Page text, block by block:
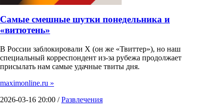
Самые смешные шутки понедельника и
«витютень»
В России заблокировали X (он же «Твиттер»), но наш
специальный корреспондент из-за рубежа продолжает
присылать нам самые удачные твиты дня.
maximonline.ru »
2026-03-16 20:00 /Развлечения